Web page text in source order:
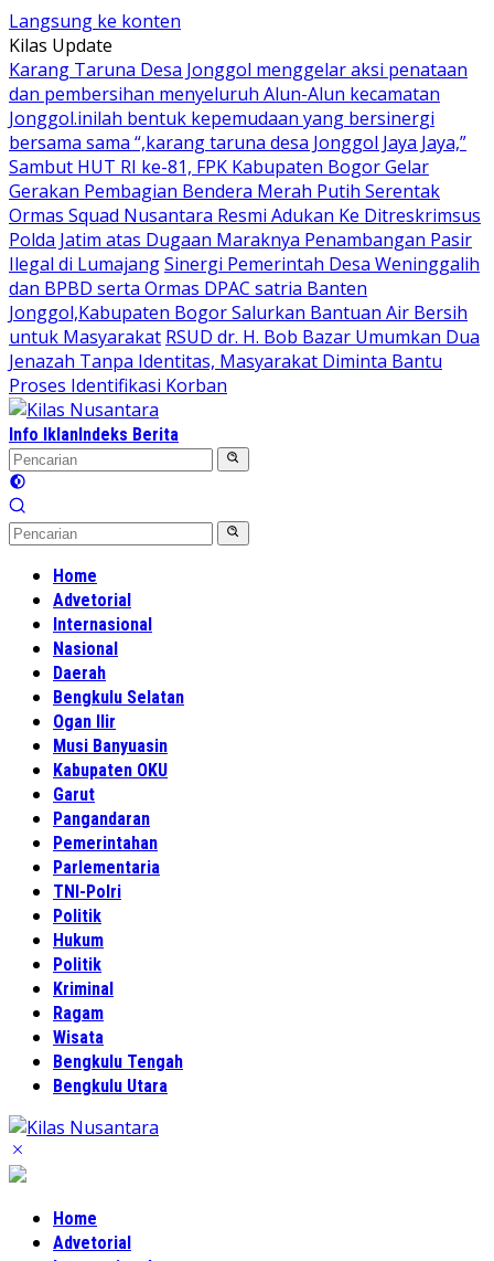
Langsung ke konten
Kilas Update
Karang Taruna Desa Jonggol menggelar aksi penataan
dan pembersihan menyeluruh Alun-Alun kecamatan
Jonggol.inilah bentuk kepemudaan yang bersinergi
bersama sama “,karang taruna desa Jonggol Jaya Jaya,”
Sambut HUT RI ke-81, FPK Kabupaten Bogor Gelar
Gerakan Pembagian Bendera Merah Putih Serentak
Ormas Squad Nusantara Resmi Adukan Ke Ditreskrimsus
Polda Jatim atas Dugaan Maraknya Penambangan Pasir
Ilegal di LumajangSinergi Pemerintah Desa Weninggalih
dan BPBD serta Ormas DPAC satria Banten
Jonggol,Kabupaten Bogor Salurkan Bantuan Air Bersih
untuk Masyarakat RSUD dr. H. Bob Bazar Umumkan Dua
Jenazah Tanpa Identitas, Masyarakat Diminta Bantu
Proses Identifikasi Korban
Info IklanIndeks Berita
Home
Advetorial
Internasional
Nasional
Daerah
Bengkulu Selatan
Ogan Ilir
Musi Banyuasin
Kabupaten OKU
Garut
Pangandaran
Pemerintahan
Parlementaria
TNI-Polri
Politik
Hukum
Politik
Kriminal
Ragam
Wisata
Bengkulu Tengah
Bengkulu Utara
Home
Advetorial